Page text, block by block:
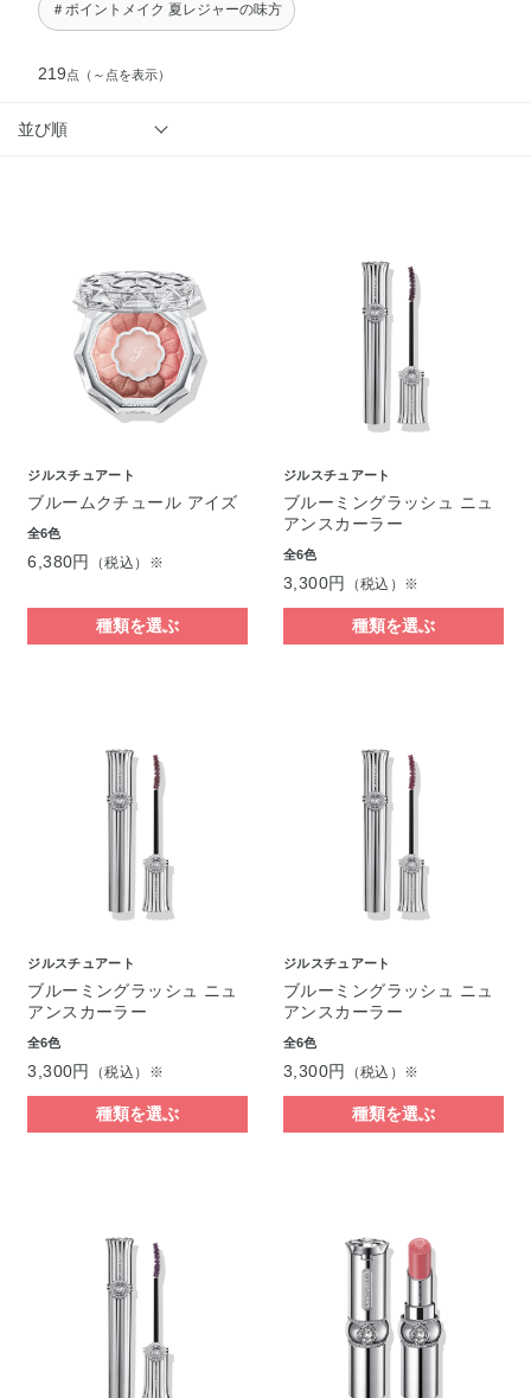
＃ポイントメイク 夏レジャーの味方
219点 （～点を表示）
並び順
ジルスチュアート
ブルームクチュール アイズ
全6色
6,380円 （税込）※
種類を選ぶ
ジルスチュアート
ブルーミングラッシュ ニュ
アンスカーラー
全6色
3,300円 （税込）※
種類を選ぶ
ジルスチュアート
ブルーミングラッシュ ニュ
アンスカーラー
全6色
3,300円 （税込）※
種類を選ぶ
ジルスチュアート
ブルーミングラッシュ ニュ
アンスカーラー
全6色
3,300円 （税込）※
種類を選ぶ